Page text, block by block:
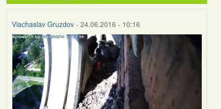
Viachaslav Gruzdov- 24.06.2016 - 10:16